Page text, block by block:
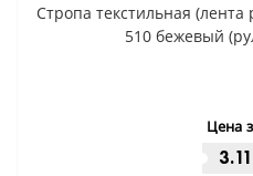
Стропа текстильная
510 бежевый
Цена
3.11